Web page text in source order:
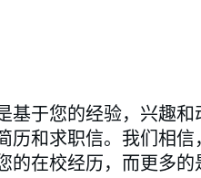
基于您的经验，兴趣
历和求职信。我们相
的在校经历，而更多